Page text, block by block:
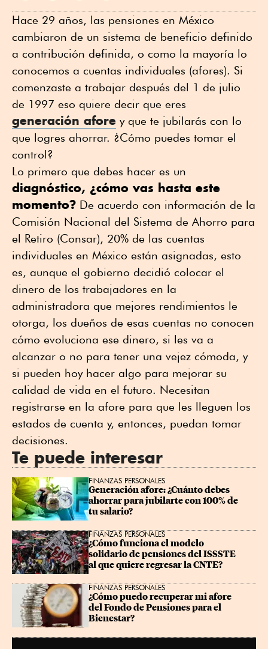
Hace 29 años, las pensiones en México
cambiaron de un sistema de beneficio definido
a contribución definida, o como la mayoría lo
conocemos a cuentas individuales (afores). Si
comenzaste a trabajar después del 1 de julio
de 1997 eso quiere decir que eres
generación afore y que te jubilarás con lo
que logres ahorrar. ¿Cómo puedes tomar el
control?
Lo primero que debes hacer es un
diagnóstico, ¿cómo vas hasta este
momento? De acuerdo con información de la
Comisión Nacional del Sistema de Ahorro para
el Retiro (Consar), 20% de las cuentas
individuales en México están asignadas, esto
es, aunque el gobierno decidió colocar el
dinero de los trabajadores en la
administradora que mejores rendimientos le
otorga, los dueños de esas cuentas no conocen
cómo evoluciona ese dinero, si les va a
alcanzar o no para tener una vejez cómoda, y
si pueden hoy hacer algo para mejorar su
calidad de vida en el futuro. Necesitan
registrarse en la afore para que les lleguen los
estados de cuenta y, entonces, puedan tomar
decisiones.
Te puede interesar
FINANZAS PERSONALES
Generación afore: ¿Cuánto debes
ahorrar para jubilarte con 100% de
tu salario?
FINANZAS PERSONALES
¿Cómo funciona el modelo
solidario de pensiones del ISSSTE
al que quiere regresar la CNTE?
FINANZAS PERSONALES
¿Cómo puedo recuperar mi afore
del Fondo de Pensiones para el
Bienestar?